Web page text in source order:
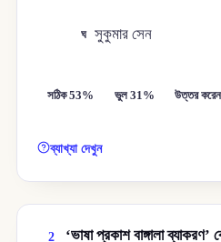
ঘ সুকুমার সেন
সঠিক 53% ভুল 31% উত্তর
ব্যাখ্যা দেখুন
2 ‘ভাষা প্রকাশ বাঙ্গালা